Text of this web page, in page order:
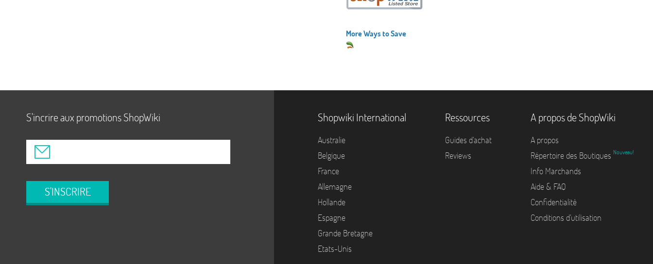
More Ways to Save
S'incrire aux promotions ShopWiki
S'INSCRIRE
Shopwiki International
Australie
Belgique
France
Allemagne
Hollande
Espagne
Grande Bretagne
Etats-Unis
Ressources
Guides d'achat
Reviews
A propos de ShopWiki
A propos
Répertoire des Boutiques Nouveau!
Info Marchands
Aide & FAQ
Confidentialité
Conditions d'utilisation